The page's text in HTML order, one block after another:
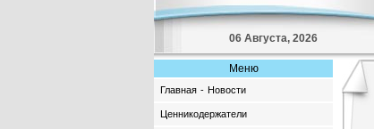
06 Августа, 2026
Меню
Главная - Новости
Ценникодержатели